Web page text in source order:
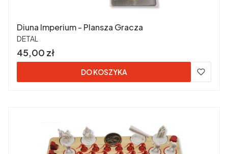
Diuna Imperium - Plansza Gracza
PRODUCENT
DETAL
Cena
45,00 zł
DO KOSZYKA